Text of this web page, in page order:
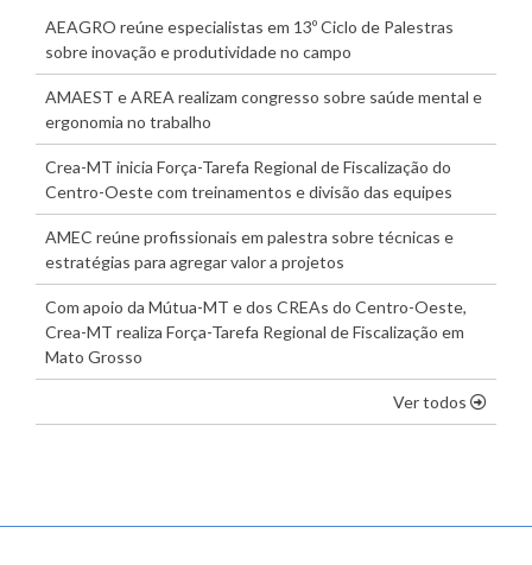
AEAGRO reúne especialistas em 13º Ciclo de Palestras
sobre inovação e produtividade no campo
AMAEST e AREA realizam congresso sobre saúde mental e
ergonomia no trabalho
Crea-MT inicia Força-Tarefa Regional de Fiscalização do
Centro-Oeste com treinamentos e divisão das equipes
AMEC reúne profissionais em palestra sobre técnicas e
estratégias para agregar valor a projetos
Com apoio da Mútua-MT e dos CREAs do Centro-Oeste,
Crea-MT realiza Força-Tarefa Regional de Fiscalização em
Mato Grosso
Ver todos os